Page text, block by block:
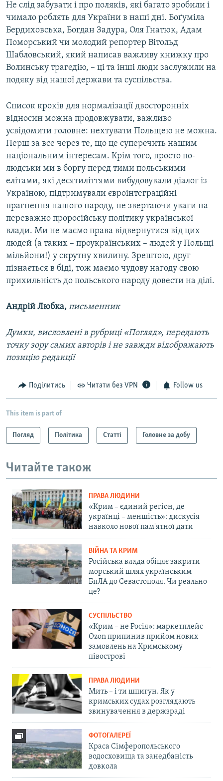
Не слід забувати і про поляків, які багато зробили і
чимало роблять для України в наші дні. Боґуміла
Бердиховська, Богдан Задура, Оля Гнатюк, Адам
Поморський чи молодий репортер Вітольд
Шабловський, який написав важливу книжку про
Волинську трагедію, – ці та інші люди заслужили на
подяку від нашої держави та суспільства.
Список кроків для нормалізації двосторонніх
відносин можна продовжувати, важливо
усвідомити головне: нехтувати Польщею не можна.
Перш за все через те, що це суперечить нашим
національним інтересам. Крім того, просто по-
людськи ми в боргу перед тими польськими
елітами, які десятиліттями вибудовували діалог із
Україною, підтримували євроінтеграційні
прагнення нашого народу, не звертаючи уваги на
переважно проросійську політику української
влади. Ми не маємо права відвернутися від цих
людей (а таких – проукраїнських – людей у Польщі
мільйони!) у скрутну хвилину. Зрештою, друг
пізнається в біді, тож маємо чудову нагоду свою
прихильність до польського народу довести на ділі.
Андрій Любка, письменник
Думки, висловлені в рубриці «Погляд», передають
точку зору самих авторів і не завжди відображають
позицію редакції
Поділитись Читати без VPN Follow us
This item is part of
Погляд Політика Статті Головне за добу
Читайте також
ПРАВА ЛЮДИНИ
«Крим – єдиний регіон, де
українці – меншість»: дискусія
навколо нової пам'ятної дати
ВІЙНА ТА КРИМ
Російська влада обіцяє закрити
морський шлях українським
БпЛА до Севастополя. Чи реально
це?
СУСПІЛЬСТВО
«Крим – не Росія»: маркетплейс
Ozon припинив прийом нових
замовлень на Кримському
півострові
ПРАВА ЛЮДИНИ
Мить – і ти шпигун. Як у
кримських судах розглядають
звинувачення в держзраді
ФОТОГАЛЕРЕЇ
Краса Сімферопольського
водосховища та занедбаність
довкола